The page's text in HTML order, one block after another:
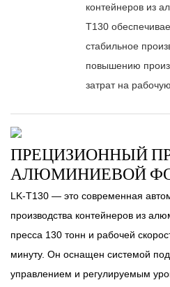
контейнеров из
T130
стабильное
повышению
затрат на
ПРЕЦИЗИОННЫЙ
АЛЮМИНИЕВОЙ
LK-T130 — это современная
производства контейнеров из
пресса 130 тонн и рабочей
минуту. Он оснащен системой
управлением и регулируемым